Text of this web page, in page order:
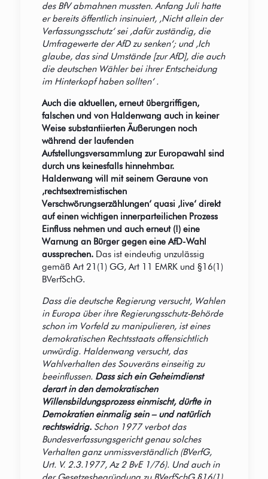
des BfV abmahnen mussten. Anfang Juli hatte
er bereits öffentlich insinuiert, ‚Nicht allein der
Verfassungsschutz‘ sei ‚dafür zuständig, die
Umfragewerte der AfD zu senken‘; und ‚Ich
glaube, das sind Umstände [zur AfD], die auch
die deutschen Wähler bei ihrer Entscheidung
im Hinterkopf haben sollten‘ .
Auch die aktuellen, erneut übergriffigen,
falschen und von Haldenwang auch in keiner
Weise substantiierten Äußerungen noch
während der laufenden
Aufstellungsversammlung zur Europawahl sind
durch uns keinesfalls hinnehmbar.
Haldenwang will mit seinem Geraune von
‚rechtsextremistischen
Verschwörungserzählungen‘ quasi ‚live‘ direkt
auf einen wichtigen innerparteilichen Prozess
Einfluss nehmen und auch erneut (!) eine
Warnung an Bürger gegen eine AfD-Wahl
aussprechen.Das ist eindeutig unzulässig
gemäß Art 21(1) GG, Art 11 EMRK und §16(1)
BVerfSchG.
Dass die deutsche Regierung versucht, Wahlen
in Europa über ihre Regierungsschutz-Behörde
schon im Vorfeld zu manipulieren, ist eines
demokratischen Rechtsstaats offensichtlich
unwürdig. Haldenwang versucht, das
Wahlverhalten des Souveräns einseitig zu
beeinflussen. Dass sich ein Geheimdienst
derart in den demokratischen
Willensbildungsprozess einmischt, dürfte in
Demokratien einmalig sein – und natürlich
rechtswidrig. Schon 1977 verbot das
Bundesverfassungsgericht genau solches
Verhalten ganz unmissverständlich (BVerfG,
Urt. V. 2.3.1977, Az 2 BvE 1/76). Und auch in